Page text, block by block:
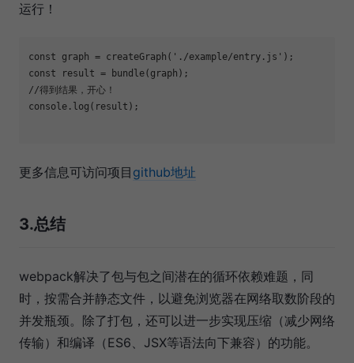
运行！
const graph = createGraph( './example/entry.js' );
const result = bundle(graph);
//得到结果，开心！
console.log(result);
更多信息可访问项目 github地址
3.总结
webpack解决了包与包之间潜在的循环依赖难题，同
时，按需合并静态文件，以避免浏览器在网络取数阶段的
并发瓶颈。除了打包，还可以进一步实现压缩（减少网络
传输）和编译（ES6、JSX等语法向下兼容）的功能。